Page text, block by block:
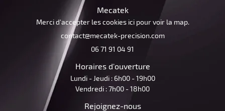
Mecatek
Merci d'accepter les cookies icipour voir la map.
06 71 91 04 91
Horaires d'ouverture
Lundi - Jeudi : 6h00 - 19h00
Vendredi : 7h00 - 18h00
Rejoignez-nous